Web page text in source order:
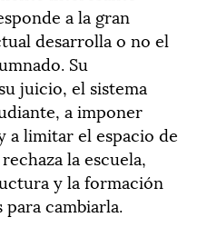
a la gran
desarrolla o no el
Su
juicio, el sistema
a imponer
a limitar el espacio de
la escuela,
y la formación
cambiarla.